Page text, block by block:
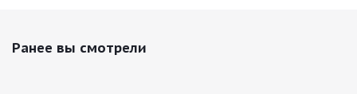
Ранее вы смотрели